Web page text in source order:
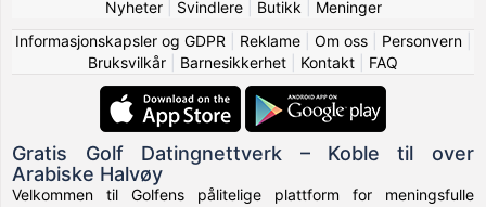
Nyheter| Svindlere| Butikk
Meninger
Informasjonskapsler og GDPR
Reklame| Om oss| Personvern|
Bruksvilkår
Barnesikkerhet Kontakt FAQ
Gratis Golf Datingnettverk – Koble til over
Arabiske Halvøy
Velkommen til Golfens pålitelige plattform for meningsfulle